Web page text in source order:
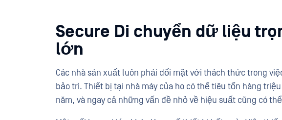
Secure Di chuyển dữ liệu
lớn
Các nhà sản xuất luôn phải đối mặt với thách thức trong
bảo trì. Thiết bị tại nhà máy của họ có thể tiêu tốn hàng
năm, và ngay cả những vấn đề nhỏ về hiệu suất cũng có